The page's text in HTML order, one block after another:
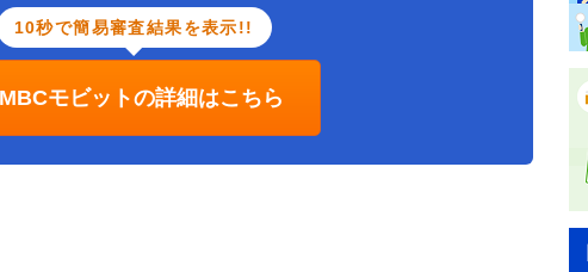
10秒で簡易審査結果を表示!!
モビットの詳細はこちら